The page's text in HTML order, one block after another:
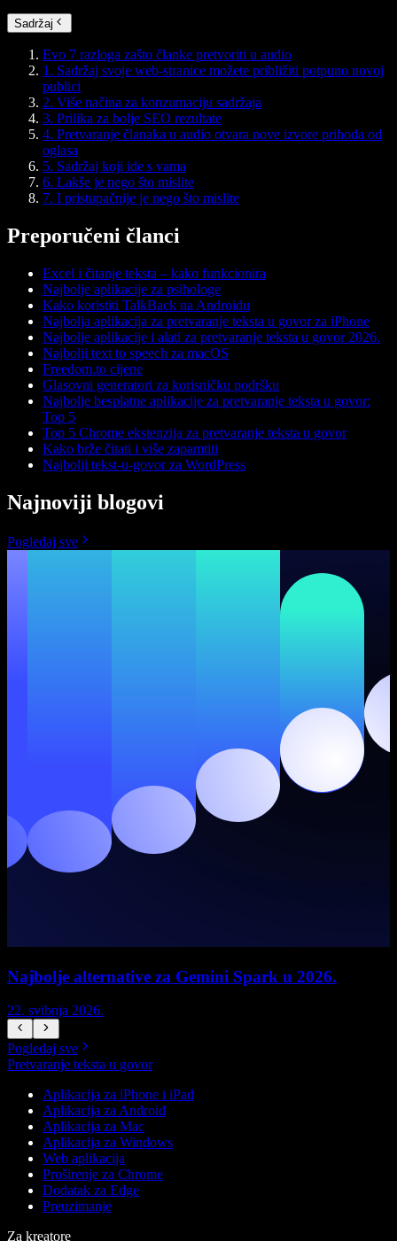
Sadržaj
Evo 7 razloga zašto članke pretvoriti u audio
1. Sadržaj svoje web-stranice možete približiti potpuno novoj
publici
2. Više načina za konzumaciju sadržaja
3. Prilika za bolje SEO rezultate
4. Pretvaranje članaka u audio otvara nove izvore prihoda od
oglasa
5. Sadržaj koji ide s vama
6. Lakše je nego što mislite
7. I pristupačnije je nego što mislite
Preporučeni članci
Excel i čitanje teksta – kako funkcionira
Najbolje aplikacije za psihologe
Kako koristiti TalkBack na Androidu
Najbolja aplikacija za pretvaranje teksta u govor za iPhone
Najbolje aplikacije i alati za pretvaranje teksta u govor 2026.
Najbolji text to speech za macOS
Freedom.to cijene
Glasovni generatori za korisničku podršku
Najbolje besplatne aplikacije za pretvaranje teksta u govor:
Top 5
Top 5 Chrome ekstenzija za pretvaranje teksta u govor
Kako brže čitati i više zapamtiti
Najbolji tekst-u-govor za WordPress
Najnoviji blogovi
Pogledaj sve
Najbolje alternative za Gemini Spark u 2026.
22. svibnja 2026.
Pogledaj sve
Pretvaranje teksta u govor
Aplikacija za iPhone i iPad
Aplikacija za Android
Aplikacija za Mac
Aplikacija za Windows
Web aplikacija
Proširenje za Chrome
Dodatak za Edge
Preuzimanje
Za kreatore